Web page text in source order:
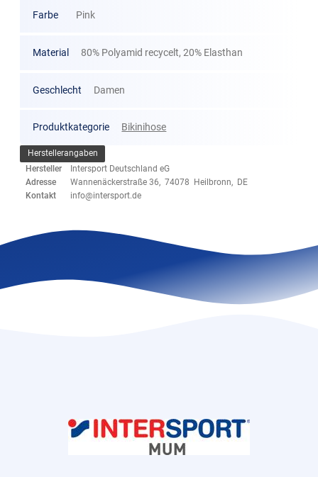
Farbe Pink
Material 80% Polyamid recycelt, 20% Elasthan
Geschlecht Damen
Produktkategorie Bikinihose
Herstellerangaben
Hersteller
Intersport Deutschland eG
Adresse
Wannenäckerstraße 36, 74078 Heilbronn, DE
Kontakt
info@intersport.de